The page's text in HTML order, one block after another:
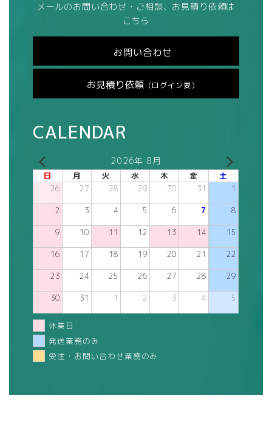
メールのお問い合わせ・ご相談、お見積り依頼は
こちら
お問い合わせ
お見積り依頼 （ログイン要）
CALENDAR
2026年 8月
日 月 火 水 木 金 土
26 27 28 29 30 31 1
2 3 4 5 6 7 8
9 10 11 12 13 14 15
16 17 18 19 20 21 22
23 24 25 26 27 28 29
30 31 1 2 3 4 5
休業日
発送業務のみ
受注・お問い合わせ業務のみ